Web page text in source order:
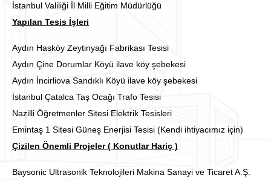
İstanbul Valiliği İl Milli Eğitim Müdürlüğü
Yapılan Tesis İşleri
Aydın Hasköy Zeytinyağı Fabrikası Tesisi
Aydın Çine Dorumlar Köyü ilave köy şebekesi
Aydın İncirliova Sandıklı Köyü ilave köy şebekesi
İstanbul Çatalca Taş Ocağı Trafo Tesisi
Nazilli Öğretmenler Sitesi Elektrik Tesisleri
Emintaş 1 Sitesi Güneş Enerjisi Tesisi (Kendi ihtiyacımız için)
Çizilen Önemli Projeler ( Konutlar Hariç )
Baysonic Ultrasonik Teknolojileri Makina Sanayi ve Ticaret A.Ş.